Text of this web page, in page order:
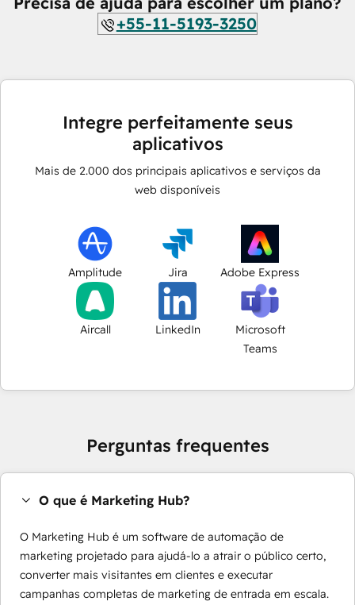
+55-11-5193-3250
Integre perfeitamente seus
aplicativos
Mais de 2.000 dos principais aplicativos e serviços da
web disponíveis
Amplitude Jira Adobe Express
Aircall LinkedIn
Microsoft
Teams
Perguntas frequentes
O que é Marketing Hub?
O Marketing Hub é um software de automação de
marketing projetado para ajudá-lo a atrair o público certo,
converter mais visitantes em clientes e executar
campanhas completas de marketing de entrada em escala.